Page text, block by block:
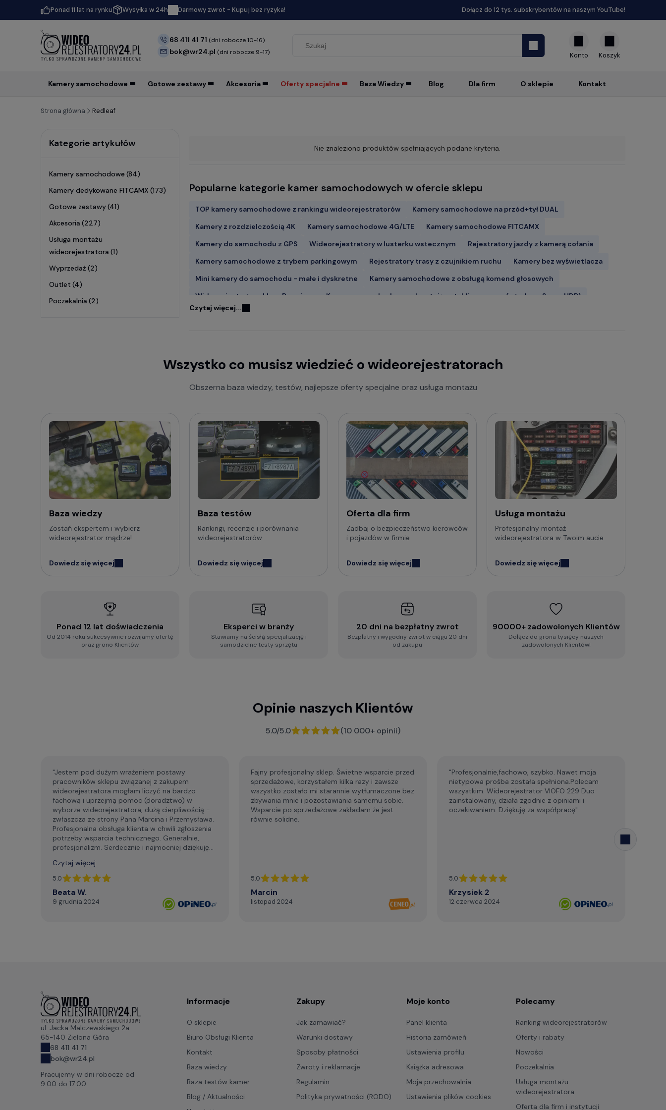
Ponad 11 lat na rynku Wysyłka w 24h Darmowy zwrot - Kupuj bez ryzyka! Dołącz do 12 tys. subskrybentów na naszym YouTube!
68 411 41 71 (dni robocze 10-16)
bok@wr24.pl (dni robocze 9-17) Konto
Kamery samochodowe Gotowe zestawy Akcesoria Oferty specjalne Baza Wiedzy Blog Dla firm O sklepie Kontakt
Strona główna Redleaf
Kategorie artykułów
Kamery samochodowe (84)
Kamery dedykowane FITCAMX (173)
Gotowe zestawy(41)
Akcesoria (227)
Usługa montażu
wideorejestratora (1)
Wyprzedaż (2)
Outlet (4)
Poczekalnia (2)
Nie znaleziono produktów spełniających podane kryteria.
Popularne kategorie kamer samochodowych w ofercie sklepu
TOP kamery samochodowe z rankingu wideorejestratorów
Kamery samochodowe na przód+tył DUAL
Kamery z rozdzielczością 4K
Kamery samochodowe 4G/LTE
Kamery samochodowe FITCAMX
Kamery do samochodu z GPS
Wideorejestratory w lusterku wstecznym
Rejestratory jazdy z kamerą cofania
Kamery samochodowe z trybem parkingowym
Rejestratory trasy z czujnikiem ruchu
Kamery bez wyświetlacza
Mini kamery do samochodu - małe i dyskretne
Kamery samochodowe z obsługą komend głosowych
Wideorejestratory klasy Premium
Kamery samochodowe odczytujące tablice w nocy (z trybem Super HDR)
Wideorejestratory FITCAMX
Wideorejestratory BlackVue
Wideorejestratory FineVu
Wideorejestratory MBG Line
Wideorejestratory Navitel
Potrzebujesz porady w wyborze wideorejestratora?
Sprawdź praktyczny poradnik o tym na co zwrócić uwagę i jak wybrać wideorejestrator do samochodu:
Jak wybrać kamerę do samochodu? Na co zwrócić uwagę?
Wypełnij błyskawiczną ankietę i otrzymaj spersonalizowaną rekomendację dopasowaną do Twoich wymagań:
F.A.Q. - najczęściej zadawane pytania
Czytaj więcej...
Wszystko co musisz wiedzieć o wideorejestratorach
Obszerna baza wiedzy, testów, najlepsze oferty specjalne oraz usługa montażu
Baza wiedzy
Zostań ekspertem i wybierz
wideorejestrator mądrze!
Dowiedz się więcej
Baza testów
Rankingi, recenzje i porównania
wideorejestratorów
Dowiedz się więcej
Oferta dla firm
Zadbaj o bezpieczeństwo kierowców
i pojazdów w firmie
Dowiedz się więcej
Usługa montażu
Profesjonalny montaż
wideorejestratora w Twoim aucie
Dowiedz się więcej
Ponad 12 lat doświadczenia
Od 2014 roku sukcesywnie rozwijamy ofertę
oraz grono Klientów
Eksperci w branży
Stawiamy na ścisłą specjalizację i
samodzielne testy sprzętu
20 dni na bezpłatny zwrot
Bezpłatny i wygodny zwrot w ciągu 20 dni
od zakupu
90000+ zadowolonych Klientów
Dołącz do grona tysięcy naszych
zadowolonych Klientów!
Opinie naszych Klientów
5.0/5.0 (10 000+ opinii)
"Jestem pod dużym wrażeniem postawy
pracowników sklepu związanej z zakupem
wideorejestratora mogłam liczyć na bardzo
fachową i uprzejmą pomoc (doradztwo) w
wyborze wideorejestratora, dużą cierpliwością -
zwłaszcza ze strony Pana Marcina i Przemysława.
Profesjonalna obsługa klienta w chwili zgłoszenia
potrzeby wsparcia technicznego. Generalnie,
profesjonalizm. Serdecznie i najmocniej dziękuję
mailowy."
Czytaj więcej
5.0
Beata W.
9 grudnia 2024
Fajny profesjonalny sklep. Świetne wsparcie przed
sprzedażowe, korzystałem kilka razy i zawsze
wszystko zostało mi starannie wytłumaczone bez
zbywania mnie i pozostawiania samemu sobie.
Wsparcie po sprzedażowe zakładam że jest
równie solidne.
5.0
Marcin
listopad 2024
"Profesjonalnie,fachowo, szybko. Nawet moja
nietypowa prośba została spełniona.Polecam
wszystkim. Wideorejestrator VIOFO 229 Duo
zainstalowany, działa zgodnie z opiniami i
oczekiwaniem. Dziękuję za współpracę"
5.0
Krzysiek 2
12 czerwca 2024
ul. Jacka Malczewskiego 2a
65-140 Zielona Góra
68 411 41 71
bok@wr24.pl
Pracujemy w dni robocze od
9:00 do 17:00
Informacje
O sklepie
Biuro Obsługi Klienta
Kontakt
Baza wiedzy
Baza testów kamer
Blog / Aktualności
Zakupy
Jak zamawiać?
Warunki dostawy
Sposoby płatności
Zwroty i reklamacje
Regulamin
Polityka prywatności (RODO)
Moje konto
Panel klienta
Historia zamówień
Ustawienia profilu
Książka adresowa
Moja przechowalnia
Ustawienia plików cookies
Polecamy
Ranking wideorejestratorów
Oferty i rabaty
Nowości
Poczekalnia
Usługa montażu
wideorejestratora
Oferta dla firm i instytucji